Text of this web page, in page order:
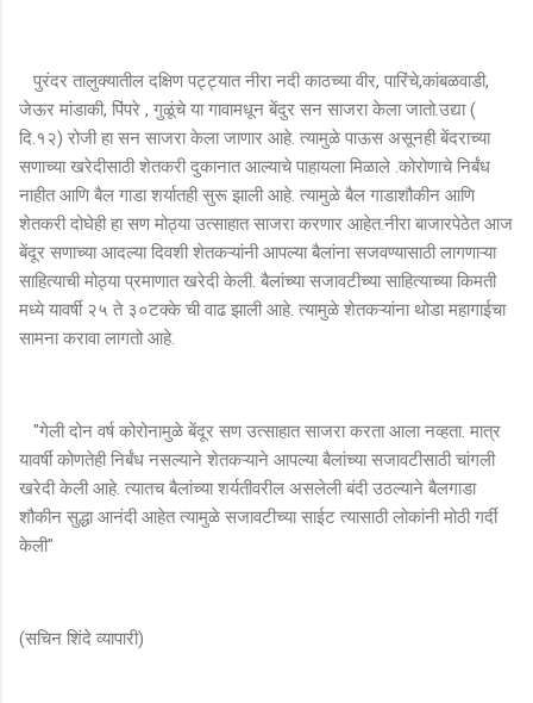
पुरंदर तालुक्यातील दक्षिण पट्ट्यात नीरा नदी काठच्या वीर, पारिंचे,कांबळवाडी,
जेऊर मांडाकी, पिंपरे , गुळूंचे या गावामधून बेंदुर सन साजरा केला जातो.उद्या (
दि.१२) रोजी हा सन साजरा केला जाणार आहे. त्यामुळे पाऊस असूनही बेंदराच्या
सणाच्या खरेदीसाठी शेतकरी दुकानात आल्याचे पाहायला मिळाले .कोरोणाचे निर्बंध
नाहीत आणि बैल गाडा शर्यातही सुरू झाली आहे. त्यामुळे बैल गाडाशौकीन आणि
शेतकरी दोघेही हा सण मोठ्या उत्साहात साजरा करणार आहेत.नीरा बाजारपेठेत आज
बेंदूर सणाच्या आदल्या दिवशी शेतकऱ्यांनी आपल्या बैलांना सजवण्यासाठी लागणाऱ्या
साहित्याची मोठ्या प्रमाणात खरेदी केली. बैलांच्या सजावटीच्या साहित्याच्या किमती
मध्ये यावर्षी २५ ते ३०टक्के ची वाढ झाली आहे. त्यामुळे शेतकऱ्यांना थोडा महागाईचा
सामना करावा लागतो आहे.
"गेली दोन वर्ष कोरोनामुळे बेंदूर सण उत्साहात साजरा करता आला नव्हता. मात्र
यावर्षी कोणतेही निर्बंध नसल्याने शेतकऱ्याने आपल्या बैलांच्या सजावटीसाठी चांगली
खरेदी केली आहे. त्यातच बैलांच्या शर्यतीवरील असलेली बंदी उठल्याने बैलगाडा
शौकीन सुद्धा आनंदी आहेत त्यामुळे सजावटीच्या साईट त्यासाठी लोकांनी मोठी गर्दी
केली"
(सचिन शिंदे व्यापारी)